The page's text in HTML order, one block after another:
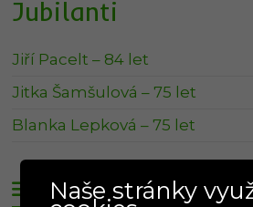
Jubilanti
Jiří Pacelt – 84 let
Jitka Šamšulová – 75 let
Blanka Lepková – 75 let
Svoz odpadu
Naše stránky